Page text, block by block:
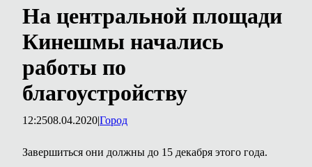
На центральной площади
Кинешмы начались
работы по
благоустройству
12:2508.04.2020|Город
Завершиться они должны до 15 декабря этого года.